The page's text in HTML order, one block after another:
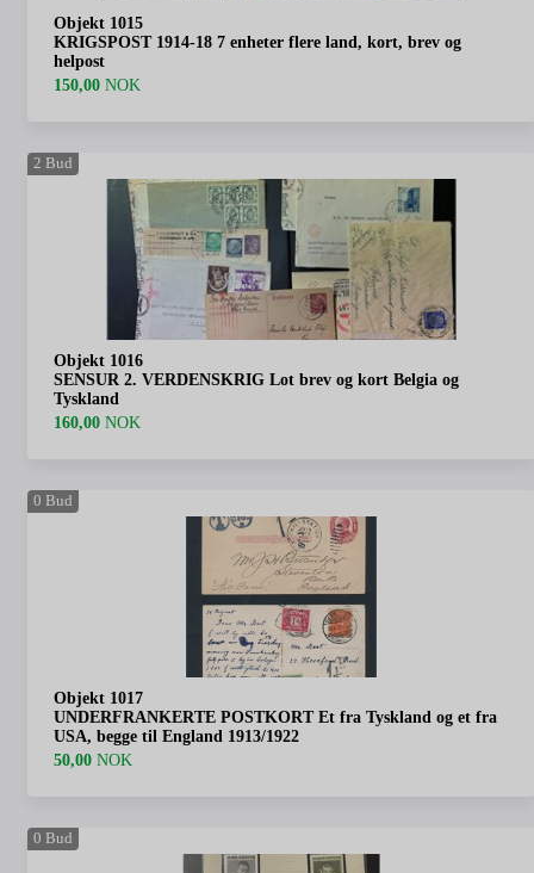
Objekt 1015
KRIGSPOST 1914-18 7 enheter flere land, kort, brev og
helpost
150,00 NOK
2 Bud
Objekt 1016
SENSUR 2. VERDENSKRIG Lot brev og kort Belgia og
Tyskland
160,00 NOK
0 Bud
Objekt 1017
UNDERFRANKERTE POSTKORT Et fra Tyskland og et fra
USA, begge til England 1913/1922
50,00 NOK
0 Bud